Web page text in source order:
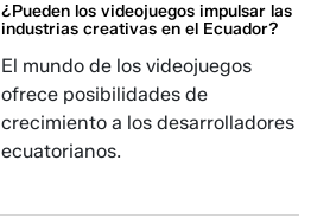
¿Pueden los videojuegos impulsar las
industrias creativas en el Ecuador?
El mundo de los videojuegos
ofrece posibilidades de
crecimiento a los desarrolladores
ecuatorianos.